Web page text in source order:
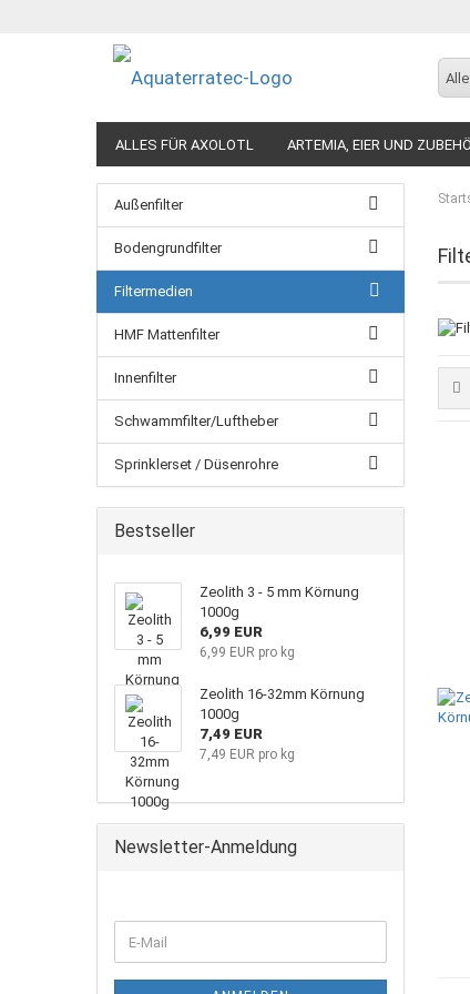
Alle
ALLES FÜR AXOLOTL ARTEMIA, EIER UND
Außenfilter
Bodengrundfilter
Filtermedien
HMF Mattenfilter
Innenfilter
Schwammfilter/Luftheber
Sprinklerset / Düsenrohre
Bestseller
Zeolith 3 - 5 mm Körnung
1000g
6,99 EUR
6,99 EUR pro kg
Zeolith 16-32mm Körnung
1000g
7,49 EUR
7,49 EUR pro kg
Newsletter-Anmeldung
ZUR
E-
Mail